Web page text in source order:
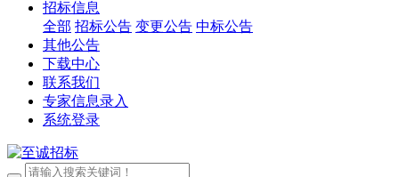
招标信息
全部 招标公告 变更公告 中标公告
其他公告
下载中心
联系我们
专家信息录入
系统登录